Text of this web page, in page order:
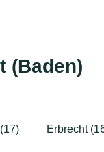
(Baden)
Erbrecht